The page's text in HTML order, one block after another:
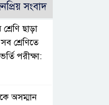
সংবাদ
ছাড়া
শ্রেণিতে
পরীক্ষা:
অসম্মান